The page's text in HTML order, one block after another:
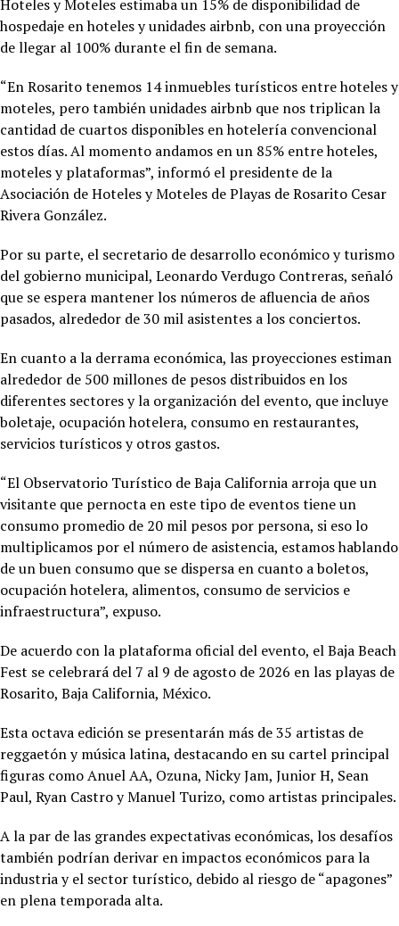
Hoteles y Moteles estimaba un 15% de disponibilidad de
hospedaje en hoteles y unidades airbnb, con una proyección
de llegar al 100% durante el fin de semana.
“En Rosarito tenemos 14 inmuebles turísticos entre hoteles y
moteles, pero también unidades airbnb que nos triplican la
cantidad de cuartos disponibles en hotelería convencional
estos días. Al momento andamos en un 85% entre hoteles,
moteles y plataformas”, informó el presidente de la
Asociación de Hoteles y Moteles de Playas de Rosarito Cesar
Rivera González.
Por su parte, el secretario de desarrollo económico y turismo
del gobierno municipal, Leonardo Verdugo Contreras, señaló
que se espera mantener los números de afluencia de años
pasados, alrededor de 30 mil asistentes a los conciertos.
En cuanto a la derrama económica, las proyecciones estiman
alrededor de 500 millones de pesos distribuidos en los
diferentes sectores y la organización del evento, que incluye
boletaje, ocupación hotelera, consumo en restaurantes,
servicios turísticos y otros gastos.
“El Observatorio Turístico de Baja California arroja que un
visitante que pernocta en este tipo de eventos tiene un
consumo promedio de 20 mil pesos por persona, si eso lo
multiplicamos por el número de asistencia, estamos hablando
de un buen consumo que se dispersa en cuanto a boletos,
ocupación hotelera, alimentos, consumo de servicios e
infraestructura”, expuso.
De acuerdo con la plataforma oficial del evento, el Baja Beach
Fest se celebrará del 7 al 9 de agosto de 2026 en las playas de
Rosarito, Baja California, México.
Esta octava edición se presentarán más de 35 artistas de
reggaetón y música latina, destacando en su cartel principal
figuras como Anuel AA, Ozuna, Nicky Jam, Junior H, Sean
Paul, Ryan Castro y Manuel Turizo, como artistas principales.
A la par de las grandes expectativas económicas, los desafíos
también podrían derivar en impactos económicos para la
industria y el sector turístico, debido al riesgo de “apagones”
en plena temporada alta.